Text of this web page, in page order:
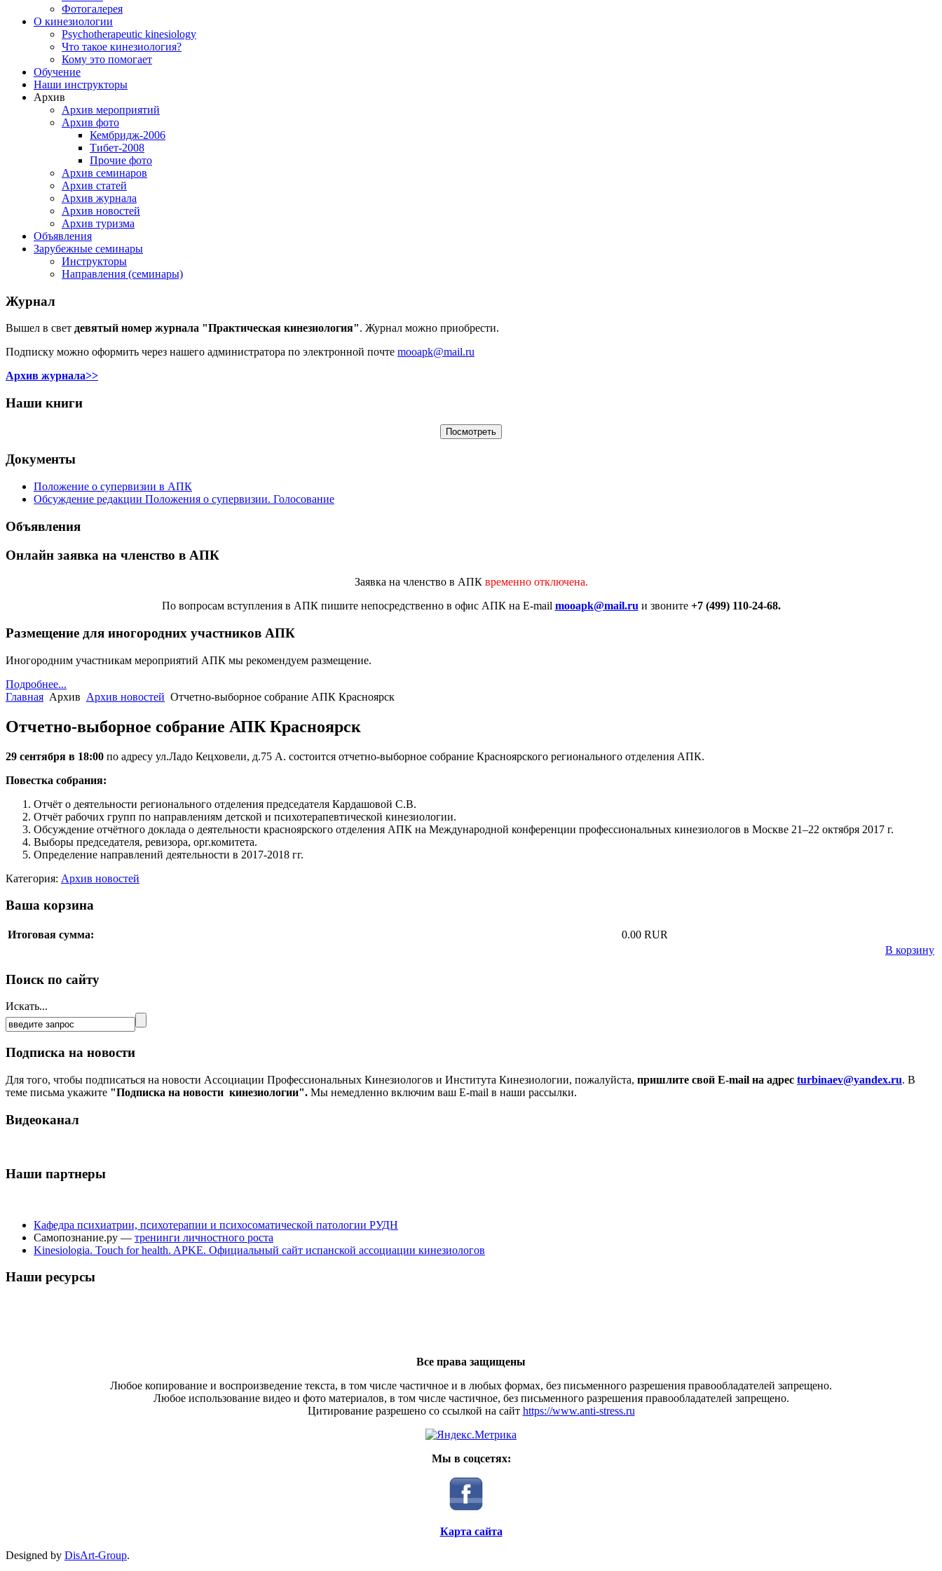
Фотогалерея
О кинезиологии
Psychotherapeutic kinesiology
Что такое кинезиология?
Кому это помогает
Обучение
Наши инструкторы
Архив
Архив мероприятий
Архив фото
Кембридж-2006
Тибет-2008
Прочие фото
Архив семинаров
Архив статей
Архив журнала
Архив новостей
Архив туризма
Объявления
Зарубежные семинары
Инструкторы
Направления (семинары)
Журнал
Вышел в свет девятый номер журнала "Практическая кинезиология". Журнал можно приобрести.
Подписку можно оформить через нашего администратора по электронной почте mooapk@mail.ru
Архив журнала>>
Наши книги
Документы
Положение о супервизии в АПК
Обсуждение редакции Положения о супервизии. Голосование
Объявления
Онлайн заявка на членство в АПК
Заявка на членство в АПК временно отключена.
По вопросам вступления в АПК пишите непосредственно в офис АПК на E-mail mooapk@mail.ru и звоните+7 (499) 110-24-68.
Размещение для иногородних участников АПК
Иногородним участникам мероприятий АПК мы рекомендуем размещение.
Подробнее...
Главная Архив Архив новостей Отчетно-выборное собрание АПК Красноярск
Отчетно-выборное собрание АПК Красноярск
29 сентября в 18:00 по адресу ул.Ладо Кецховели, д.75 А. состоится отчетно-выборное собрание Красноярского регионального отделения АПК.
Повестка собрания:
Отчёт о деятельности регионального отделения председателя Кардашовой С.В.
Отчёт рабочих групп по направлениям детской и психотерапевтической кинезиологии.
Обсуждение отчётного доклада о деятельности красноярского отделения АПК на Международной конференции профессиональных кинезиологов в Москве 21–22 октября 2017 г.
Выборы председателя, ревизора, орг.комитета.
Определение направлений деятельности в 2017-2018 гг.
Категория: Архив новостей
Ваша корзина
Итоговая сумма:
0.00 RUR
В корзину
Поиск по сайту
Искать...
Подписка на новости
Для того, чтобы подписаться на новости Ассоциации Профессиональных Кинезиологов и Института Кинезиологии, пожалуйста, пришлите свой E-mail на адрес turbinaev@yandex.ru. В
теме письма укажите "Подписка на новости кинезиологии". Мы немедленно включим ваш E-mail в наши рассылки.
Видеоканал
Наши партнеры
Кафедра психиатрии, психотерапии и психосоматической патологии РУДН
Самопознание.ру — тренинги личностного роста
Kinesiologia. Touch for health. APKE. Официальный сайт испанской ассоциации кинезиологов
Наши ресурсы
Все права защищены
Любое копирование и воспроизведение текста, в том числе частичное и в любых формах, без письменного разрешения правообладателей запрещено.
Любое использование видео и фото материалов, в том числе частичное, без письменного разрешения правообладателей запрещено.
Цитирование разрешено со ссылкой на сайт https://www.anti-stress.ru
Мы в соцсетях:
Карта сайта
Designed by DisArt-Group.